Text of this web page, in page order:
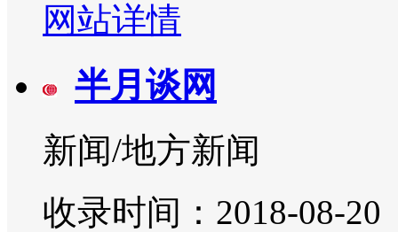
网站详情
半月谈网
新闻/地方新闻
收录时间：2018-08-20